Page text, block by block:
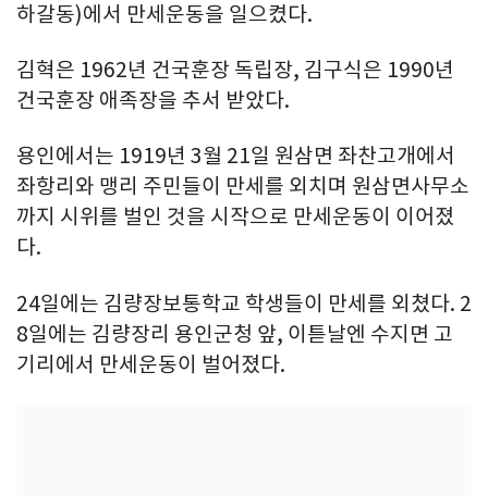
하갈동)에서 만세운동을 일으켰다.
김혁은 1962년 건국훈장 독립장, 김구식은 1990년
건국훈장 애족장을 추서 받았다.
용인에서는 1919년 3월 21일 원삼면 좌찬고개에서
좌항리와 맹리 주민들이 만세를 외치며 원삼면사무소
까지 시위를 벌인 것을 시작으로 만세운동이 이어졌
다.
24일에는 김량장보통학교 학생들이 만세를 외쳤다. 2
8일에는 김량장리 용인군청 앞, 이튿날엔 수지면 고
기리에서 만세운동이 벌어졌다.